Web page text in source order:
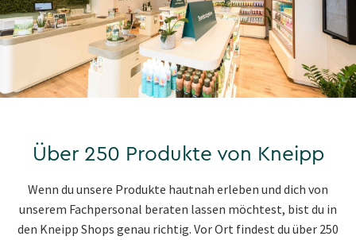
Über 250 Produkte von Kneipp
Wenn du unsere Produkte hautnah erleben und dich von
unserem Fachpersonal beraten lassen möchtest, bist du in
den Kneipp Shops genau richtig. Vor Ort findest du über 250